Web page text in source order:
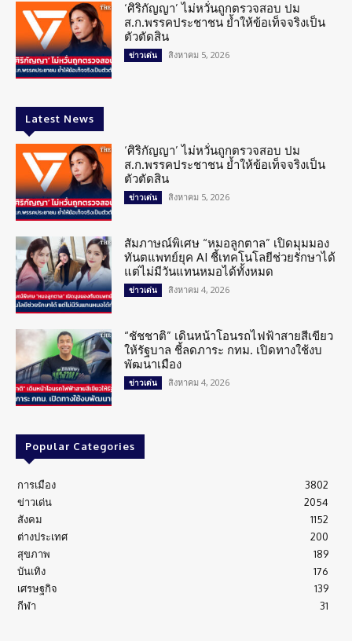
‘ศิริกัญญา’ ไม่หวั่นถูกตรวจสอบ ปม
ส.ก.พรรคประชาชน ย้ำให้ข้อเท็จจริงเป็น
ตัวตัดสิน
ข่าวเด่น สิงหาคม 5, 2026
Latest News
‘ศิริกัญญา’ ไม่หวั่นถูกตรวจสอบ ปม
ส.ก.พรรคประชาชน ย้ำให้ข้อเท็จจริงเป็น
ตัวตัดสิน
ข่าวเด่น สิงหาคม 5, 2026
สัมภาษณ์พิเศษ “หมอลูกตาล” เปิดมุมมอง
ทันตแพทย์ยุค AI ชี้เทคโนโลยีช่วยรักษาได้
แต่ไม่มีวันแทนหมอได้ทั้งหมด
ข่าวเด่น สิงหาคม 4, 2026
“ชัชชาติ” เดินหน้าโอนรถไฟฟ้าสายสีเขียว
ให้รัฐบาล ชี้ลดภาระ กทม. เปิดทางใช้งบ
พัฒนาเมือง
ข่าวเด่น สิงหาคม 4, 2026
Popular Categories
การเมือง
3802
ข่าวเด่น
2054
สังคม
1152
ต่างประเทศ
200
สุขภาพ
189
บันเทิง
176
เศรษฐกิจ
139
กีฬา
31